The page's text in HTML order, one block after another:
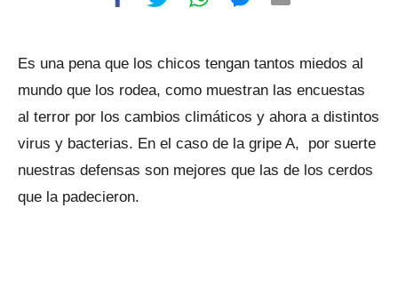
Es una pena que los chicos tengan tantos miedos al
mundo que los rodea, como muestran las encuestas
al terror por los cambios climáticos y ahora a distintos
virus y bacterias. En el caso de la gripe A, por suerte
nuestras defensas son mejores que las de los cerdos
que la padecieron.